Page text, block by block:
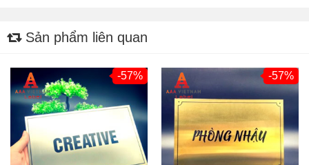
Sản phẩm liên quan
-57% -57%